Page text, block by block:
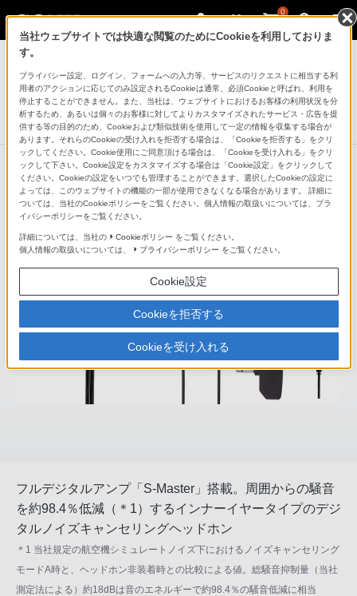
0
ヘッドホン
ノイズキャンセリングヘッドホン
MDR-NC300D
DISCONTINUED 生産完了
フルデジタルアンプ「S-Master」搭載。周囲からの騒音
を約98.4％低減（＊1）するインナーイヤータイプのデジ
タルノイズキャンセリングヘッドホン
＊1 当社規定の航空機シミュレートノイズ下におけるノイズキャンセリング
モードA時と、ヘッドホン非装着時との比較による値。総騒音抑制量（当社
測定法による）約18dBは音のエネルギーで約98.4％の騒音低減に相当
当社ウェブサイトでは快適な閲覧のためにCookieを利用しておりま
す。
プライバシー設定、ログイン、フォームへの入力等、サービスのリクエストに相当する利
用者のアクションに応じてのみ設定されるCookieは通常、必須Cookieと呼ばれ、利用を
停止することができません。また、当社は、ウェブサイトにおけるお客様の利用状況を分
析するため、あるいは個々のお客様に対してよりカスタマイズされたサービス・広告を提
供する等の目的のため、Cookieおよび類似技術を使用して一定の情報を収集する場合が
あります。それらのCookieの受け入れを拒否する場合は、「Cookieを拒否する」をクリ
ックしてください。Cookie使用にご同意頂ける場合は、「Cookieを受け入れる」をクリ
ックして下さい。Cookie設定をカスタマイズする場合は「Cookie設定」をクリックして
ください。Cookieの設定をいつでも管理することができます。選択したCookieの設定に
よっては、このウェブサイトの機能の一部が使用できなくなる場合があります。 詳細に
ついては、当社のCookieポリシーをご覧ください。個人情報の取扱いについては、プラ
イバシーポリシーをご覧ください。
詳細については、当社の Cookieポリシー をご覧ください。
個人情報の取扱いについては、
プライバシーポリシー をご覧ください。
Cookie設定
Cookieを拒否する
Cookieを受け入れる